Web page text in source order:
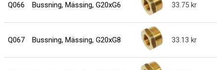
Q066 Bussning, Mässing, G20xG6 33.75
Q067 Bussning, Mässing, G20xG8 33.13